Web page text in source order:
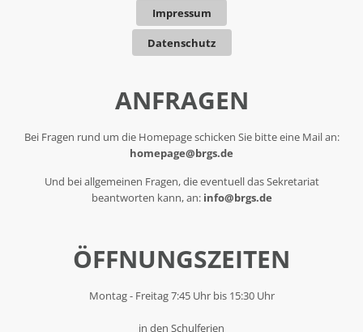
Impressum
Datenschutz
ANFRAGEN
Bei Fragen rund um die Homepage schicken Sie bitte eine Mail an:
homepage@brgs.de
Und bei allgemeinen Fragen, die eventuell das Sekretariat
beantworten kann, an: info@brgs.de
ÖFFNUNGSZEITEN
Montag - Freitag 7:45 Uhr bis 15:30 Uhr
in den Schulferien